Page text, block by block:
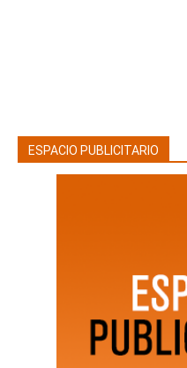
ESPACIO PUBLICITARIO